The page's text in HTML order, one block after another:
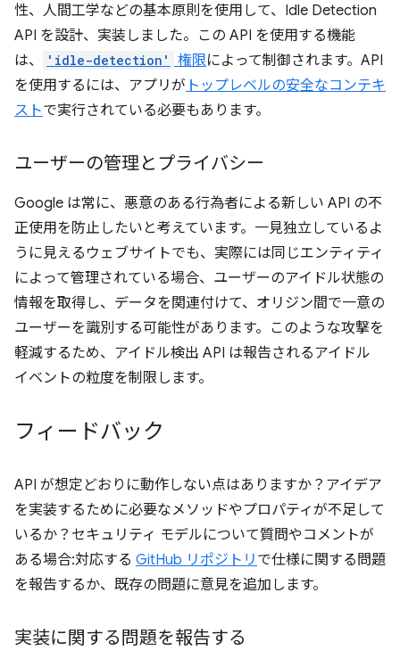
性、人間工学などの基本原則を使用して、Idle Detection
API を設計、実装しました。この API を使用する機能
は、
'idle-detection' 権限によって制御されます。API
を使用するには、アプリが トップレベルの安全なコンテキ
ストで実行されている必要もあります。
ユーザーの管理とプライバシー
Google は常に、悪意のある行為者による新しい API の不
正使用を防止したいと考えています。一見独立しているよ
うに見えるウェブサイトでも、実際には同じエンティティ
によって管理されている場合、ユーザーのアイドル状態の
情報を取得し、データを関連付けて、オリジン間で一意の
ユーザーを識別する可能性があります。このような攻撃を
軽減するため、アイドル検出 API は報告されるアイドル
イベントの粒度を制限します。
フィードバック
API が想定どおりに動作しない点はありますか？アイデア
を実装するために必要なメソッドやプロパティが不足して
いるか？セキュリティ モデルについて質問やコメントが
ある場合:対応する GitHub リポジトリ で仕様に関する問題
を報告するか、既存の問題に意見を追加します。
実装に関する問題を報告する